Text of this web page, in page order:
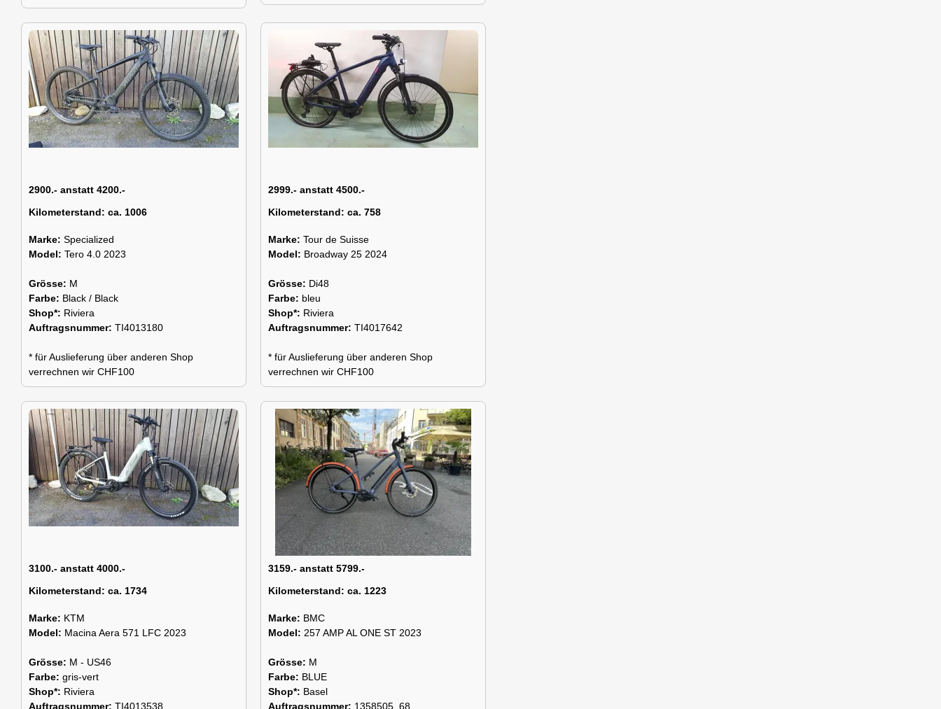
2900.- anstatt 4200.-
Kilometerstand: ca. 1006
Marke: Specialized
Model: Tero 4.0 2023
Grösse: M
Farbe: Black / Black
Shop*: Riviera
Auftragsnummer: TI4013180
* für Auslieferung über anderen Shop
verrechnen wir CHF100
2999.- anstatt 4500.-
Kilometerstand: ca. 758
Marke: Tour de Suisse
Model: Broadway 25 2024
Grösse: Di48
Farbe: bleu
Shop*: Riviera
Auftragsnummer: TI4017642
* für Auslieferung über anderen Shop
verrechnen wir CHF100
3100.- anstatt 4000.-
Kilometerstand: ca. 1734
Marke: KTM
Model: Macina Aera 571 LFC 2023
Grösse: M - US46
Farbe: gris-vert
Shop*: Riviera
Auftragsnummer: TI4013538
3159.- anstatt 5799.-
Kilometerstand: ca. 1223
Marke: BMC
Model: 257 AMP AL ONE ST 2023
Grösse: M
Farbe: BLUE
Shop*: Basel
Auftragsnummer: 1358505_68